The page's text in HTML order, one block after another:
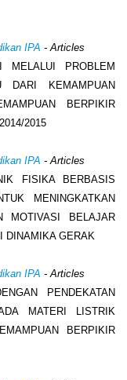
IPA - Articles
MELALUI PROBLEM
DARI KEMAMPUAN
BERPIKIR
2015
IPA - Articles
FISIKA BERBASIS
MENINGKATKAN
MOTIVASI BELAJAR
DINAMIKA GERAK
IPA - Articles
PENDEKATAN
MATERI LISTRIK
BERPIKIR